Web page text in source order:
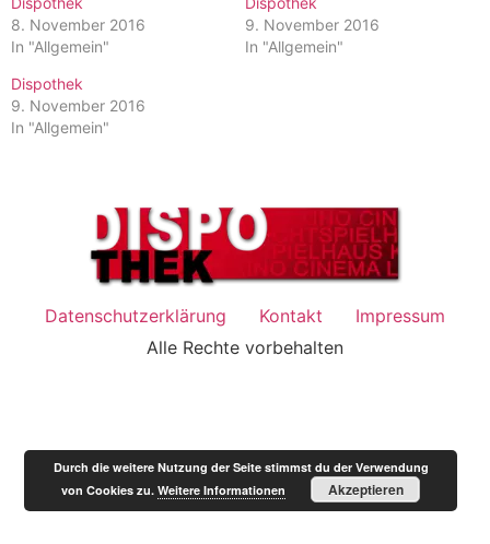
8. November 2016
In "Allgemein"
9. November 2016
In "Allgemein"
Dispothek
9. November 2016
In "Allgemein"
Datenschutzerklärung Kontakt
Impressum
Alle Rechte vorbehalten
Durch die weitere Nutzung der Seite stimmst du der Verwendung
von Cookies zu.Weitere Informationen Akzeptieren